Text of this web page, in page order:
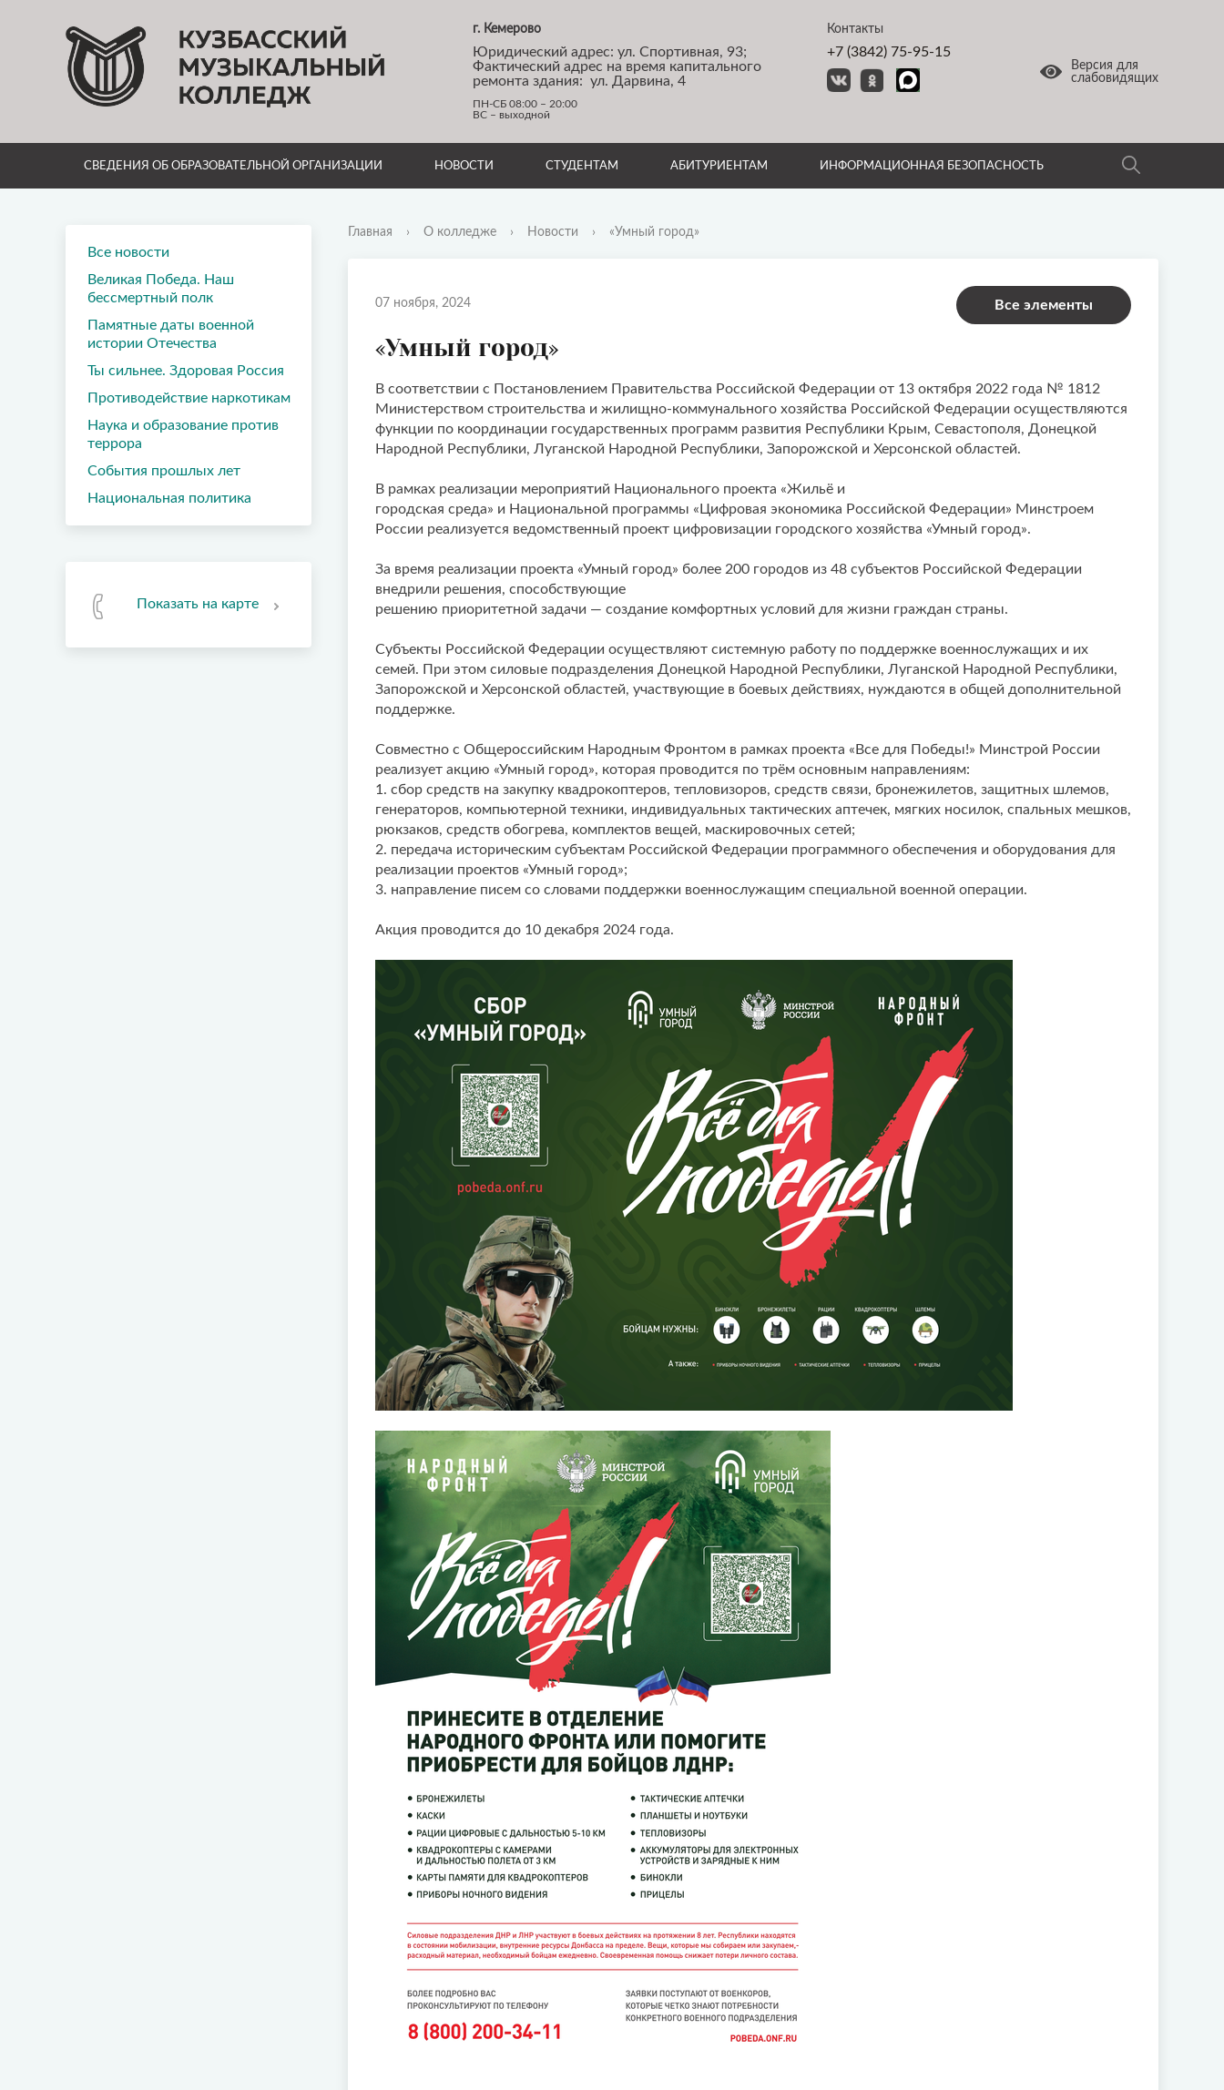
г. Кемерово
Юридический адрес: ул. Спортивная, 93;
Фактический адрес на время капитального
ремонта здания: ул. Дарвина, 4
ПН-СБ 08:00 – 20:00
ВС – выходной
Контакты
+7 (3842) 75-95-15
Версия для
слабовидящих
СВЕДЕНИЯ ОБ ОБРАЗОВАТЕЛЬНОЙ ОРГАНИЗАЦИИ НОВОСТИ СТУДЕНТАМ АБИТУРИЕНТАМ ИНФОРМАЦИОННАЯ БЕЗОПАСНОСТЬ
Все новости
Великая Победа. Наш
бессмертный полк
Памятные даты военной
истории Отечества
Ты сильнее. Здоровая Россия
Противодействие наркотикам
Наука и образование против
террора
События прошлых лет
Национальная политика
Показать на карте
Главная › О колледже › Новости › «Умный город»
07 ноября, 2024 Все элементы
«Умный город»
В соответствии с Постановлением Правительства Российской Федерации от 13 октября 2022 года № 1812
Министерством строительства и жилищно-коммунального хозяйства Российской Федерации осуществляются
функции по координации государственных программ развития Республики Крым, Севастополя, Донецкой
Народной Республики, Луганской Народной Республики, Запорожской и Херсонской областей.
В рамках реализации мероприятий Национального проекта «Жильё и
городская среда» и Национальной программы «Цифровая экономика Российской Федерации» Минстроем
России реализуется ведомственный проект цифровизации городского хозяйства «Умный город».
За время реализации проекта «Умный город» более 200 городов из 48 субъектов Российской Федерации
внедрили решения, способствующие
решению приоритетной задачи — создание комфортных условий для жизни граждан страны.
Субъекты Российской Федерации осуществляют системную работу по поддержке военнослужащих и их
семей. При этом силовые подразделения Донецкой Народной Республики, Луганской Народной Республики,
Запорожской и Херсонской областей, участвующие в боевых действиях, нуждаются в общей дополнительной
поддержке.
Совместно с Общероссийским Народным Фронтом в рамках проекта «Все для Победы!» Минстрой России
реализует акцию «Умный город», которая проводится по трём основным направлениям:
1. сбор средств на закупку квадрокоптеров, тепловизоров, средств связи, бронежилетов, защитных шлемов,
генераторов, компьютерной техники, индивидуальных тактических аптечек, мягких носилок, спальных мешков,
рюкзаков, средств обогрева, комплектов вещей, маскировочных сетей;
2. передача историческим субъектам Российской Федерации программного обеспечения и оборудования для
реализации проектов «Умный город»;
3. направление писем со словами поддержки военнослужащим специальной военной операции.
Акция проводится до 10 декабря 2024 года.